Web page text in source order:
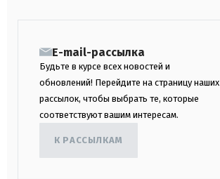
E-mail-рассылка
Будьте в курсе всех новостей и
обновлений! Перейдите на страницу наших
рассылок, чтобы выбрать те, которые
соответствуют вашим интересам.
К РАССЫЛКАМ